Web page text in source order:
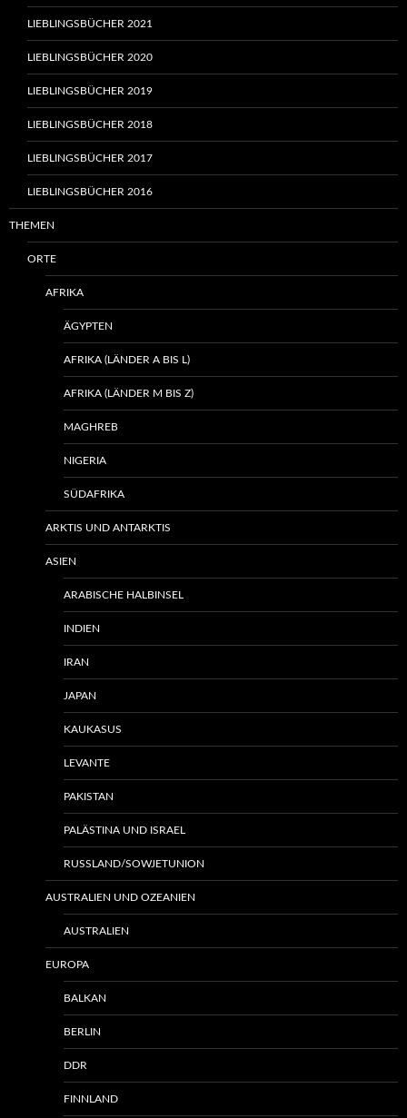
LIEBLINGSBÜCHER 2021
LIEBLINGSBÜCHER 2020
LIEBLINGSBÜCHER 2019
LIEBLINGSBÜCHER 2018
LIEBLINGSBÜCHER 2017
LIEBLINGSBÜCHER 2016
THEMEN
ORTE
AFRIKA
ÄGYPTEN
AFRIKA (LÄNDER A BIS L)
AFRIKA (LÄNDER M BIS Z)
MAGHREB
NIGERIA
SÜDAFRIKA
ARKTIS UND ANTARKTIS
ASIEN
ARABISCHE HALBINSEL
INDIEN
IRAN
JAPAN
KAUKASUS
LEVANTE
PAKISTAN
PALÄSTINA UND ISRAEL
RUSSLAND/SOWJETUNION
AUSTRALIEN UND OZEANIEN
AUSTRALIEN
EUROPA
BALKAN
BERLIN
DDR
FINNLAND